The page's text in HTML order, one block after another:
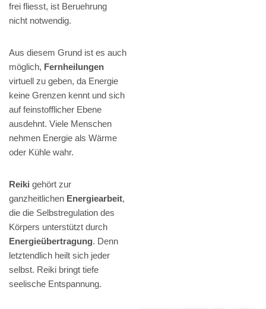
frei fliesst, ist Beruehrung
nicht notwendig.
Aus diesem Grund ist es auch
möglich, Fernheilungen
virtuell zu geben, da Energie
keine Grenzen kennt und sich
auf feinstofflicher Ebene
ausdehnt. Viele Menschen
nehmen Energie als Wärme
oder Kühle wahr.
Reiki gehört zur
ganzheitlichen Energiearbeit,
die die Selbstregulation des
Körpers unterstützt durch
Energieübertragung. Denn
letztendlich heilt sich jeder
selbst. Reiki bringt tiefe
seelische Entspannung.